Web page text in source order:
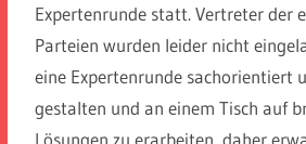
Expertenrunde statt. Vertreter der
Parteien wurden leider nicht
eine Expertenrunde sachorientiert
gestalten und an einem Tisch auf
Lösungen zu erarbeiten, daher